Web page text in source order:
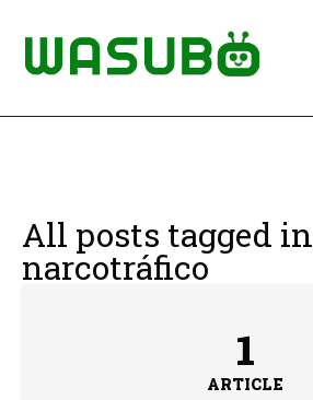
All posts tagged in
narcotráfico
1
ARTICLE